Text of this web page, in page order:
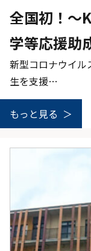
全国初！～
学等応援助
新型コロナウイル
生を支援…
もっと見る